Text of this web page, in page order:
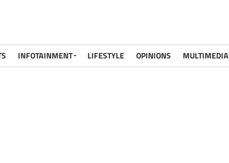
INFOTAINMENT LIFESTYLE OPINIONS MULTIMEDIA